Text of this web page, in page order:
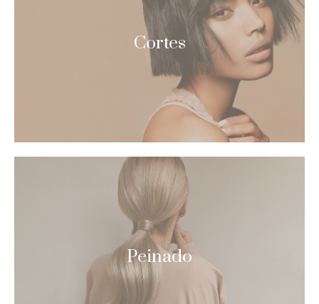
Cortes
Peinado